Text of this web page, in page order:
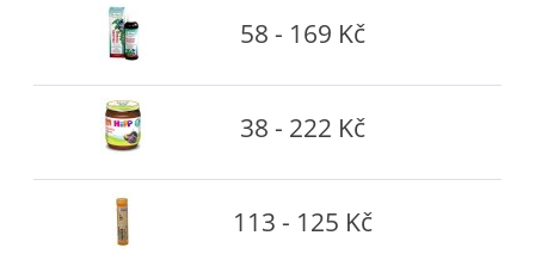
58 - 169 Kč
38 - 222 Kč
113 - 125 Kč